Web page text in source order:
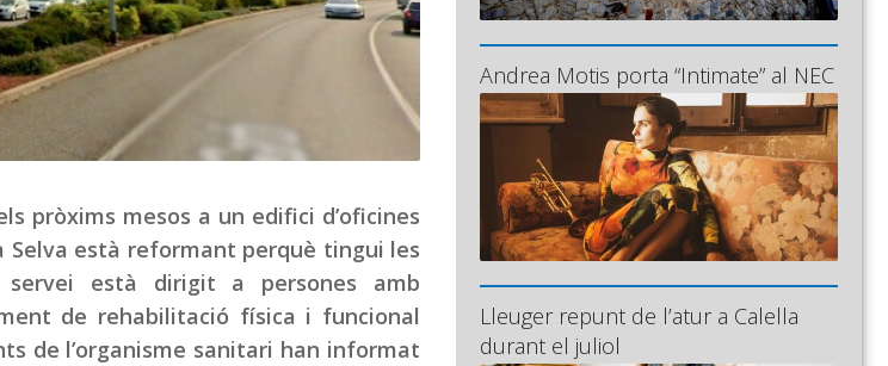
pròxims mesos a un edifici d’oficines
Selva està reformant perquè tingui les
servei està dirigit a persones amb
de rehabilitació física i funcional
de l’organisme sanitari han informat
Andrea Motis porta “Intimate” al NEC
Lleuger repunt de l’atur a Calella
durant el juliol